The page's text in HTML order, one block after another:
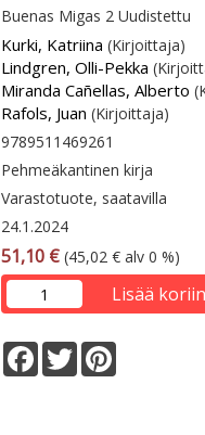
Buenas Migas 2 Uudistettu
Kurki, Katriina (Kirjoittaja)
Lindgren, Olli-Pekka
Miranda Cañellas, Alberto
Rafols, Juan (Kirjoittaja)
9789511469261
Pehmeäkantinen kirja
Varastotuote, saatavilla
24.1.2024
51,10 € (45,02 € alv 0 %)
Lisää koriin
Facebook
Twitter